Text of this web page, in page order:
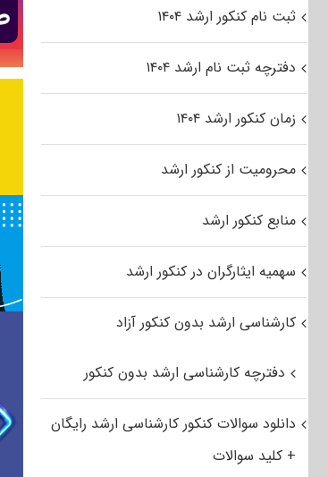
ثبت نام کنکور ارشد ۱۴۰۴
دفترچه ثبت نام ارشد ۱۴۰۴
زمان کنکور ارشد ۱۴۰۴
محرومیت از کنکور ارشد
منابع کنکور ارشد
سهمیه ایثارگران در کنکور ارشد
کارشناسی ارشد بدون کنکور آزاد
دفترچه کارشناسی ارشد بدون کنکور
دانلود سوالات کنکور کارشناسی ارشد رایگان
+ کلید سوالات